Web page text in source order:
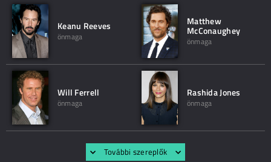
Keanu Reeves
önmaga
Matthew
McConaughey
önmaga
Will Ferrell
önmaga
Rashida Jones
önmaga
További szereplők